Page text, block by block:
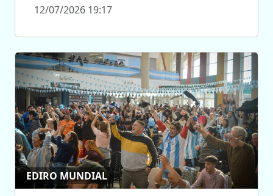
12/07/2026 19:17
EDIRO MUNDIAL